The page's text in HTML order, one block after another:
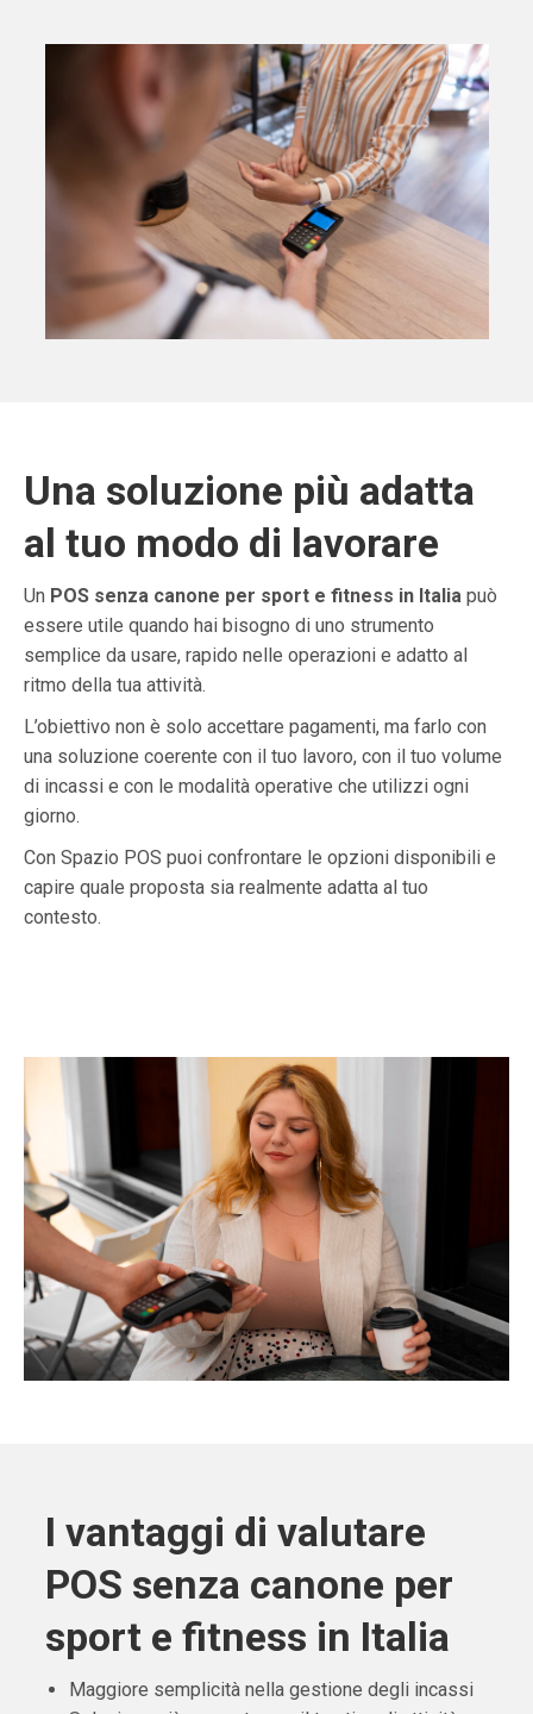
Una soluzione più adatta
al tuo modo di lavorare
Un POS senza canone per sport e fitness in Italia può
essere utile quando hai bisogno di uno strumento
semplice da usare, rapido nelle operazioni e adatto al
ritmo della tua attività.
L’obiettivo non è solo accettare pagamenti, ma farlo con
una soluzione coerente con il tuo lavoro, con il tuo volume
di incassi e con le modalità operative che utilizzi ogni
giorno.
Con Spazio POS puoi confrontare le opzioni disponibili e
capire quale proposta sia realmente adatta al tuo
contesto.
I vantaggi di valutare
POS senza canone per
sport e fitness in Italia
Maggiore semplicità nella gestione degli incassi